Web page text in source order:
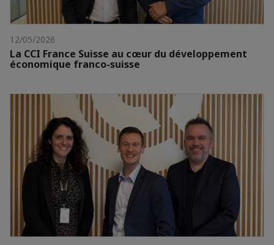
12/05/2026
La CCI France Suisse au cœur du développement
économique franco-suisse